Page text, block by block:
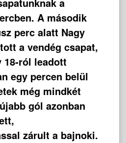
a
A második
perc alatt Nagy
a vendég csapat,
18-ról leadott
egy percen belül
még mindkét
gól azonban
zárult a bajnoki.